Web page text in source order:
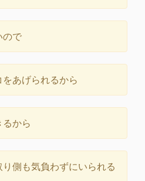
ので
あげられるから
から
側も気負わずにいられる